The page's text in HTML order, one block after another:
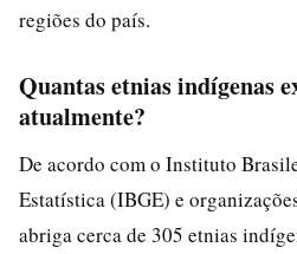
regiões do país.
Quantas etnias indígenas
atualmente?
De acordo com o Instituto
Estatística (IBGE) e
abriga cerca de 305 etnias